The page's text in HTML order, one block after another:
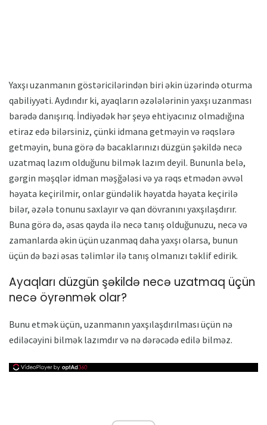
Yaxşı uzanmanın göstəricilərindən biri əkin üzərində oturma
qabiliyyəti. Aydındır ki, ayaqların əzələlərinin yaxşı uzanması
barədə danışırıq. İndiyədək hər şeyə ehtiyacınız olmadığına
etiraz edə bilərsiniz, çünki idmana getməyin və rəqslərə
getməyin, buna görə də bacaklarınızı düzgün şəkildə necə
uzatmaq lazım olduğunu bilmək lazım deyil. Bununla belə,
gərgin məşqlər idman məşğələsi və ya rəqs etmədən əvvəl
həyata keçirilmir, onlar gündəlik həyatda həyata keçirilə
bilər, əzələ tonunu saxlayır və qan dövranını yaxşılaşdırır.
Buna görə də, əsas qayda ilə necə tanış olduğunuzu, necə və
zamanlarda əkin üçün uzanmaq daha yaxşı olarsa, bunun
üçün də bəzi əsas təlimlər ilə tanış olmanızı təklif edirik.
Ayaqları düzgün şəkildə necə uzatmaq üçün
necə öyrənmək olar?
Bunu etmək üçün, uzanmanın yaxşılaşdırılması üçün nə
ediləcəyini bilmək lazımdır və nə dərəcədə edilə bilməz.